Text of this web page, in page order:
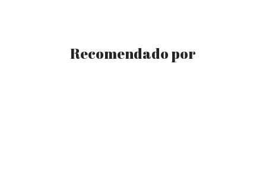
Recomendado por